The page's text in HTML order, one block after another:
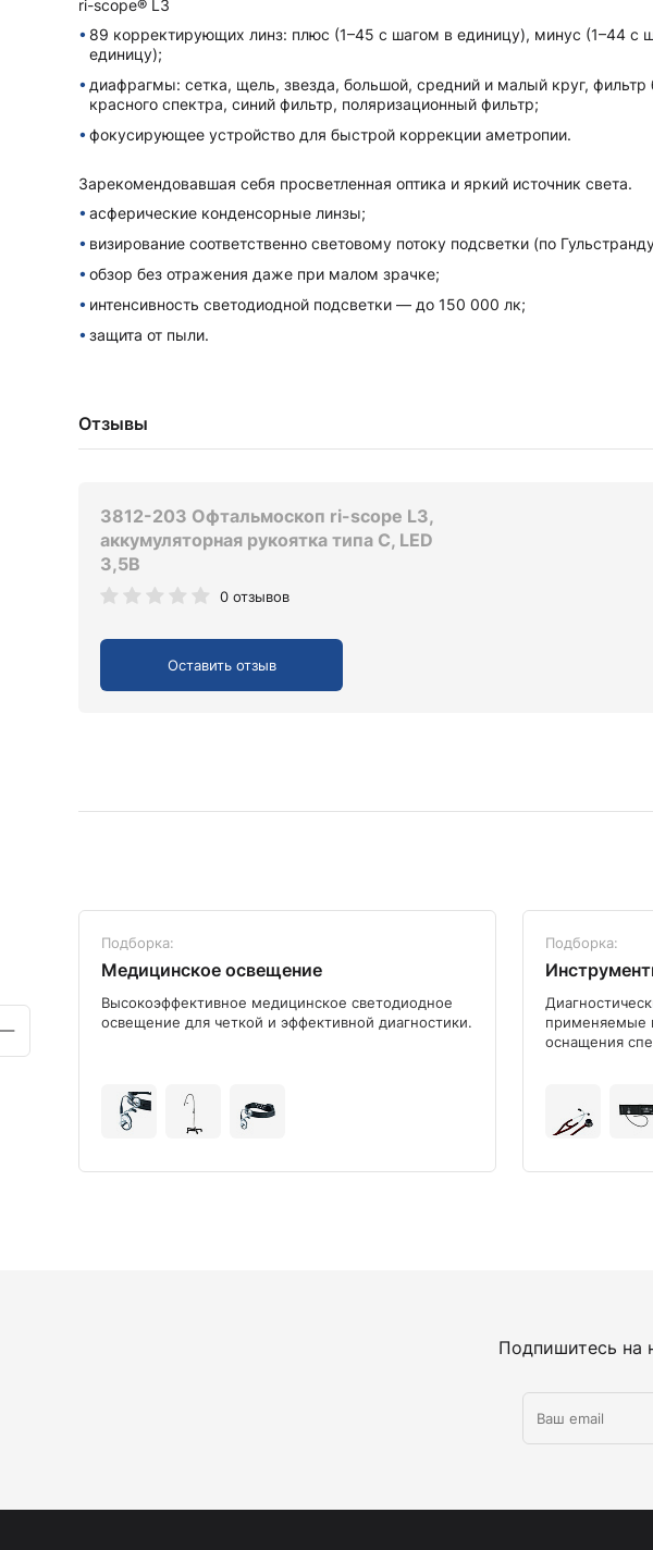
ri-scope® L3
89 корректирующих линз: плюс (1–45 с шагом в единицу), минус (1–44 с
единицу);
диафрагмы: сетка, щель, звезда, большой, средний и малый круг, фильтр
красного спектра, синий фильтр, поляризационный фильтр;
фокусирующее устройство для быстрой коррекции аметропии.
Зарекомендовавшая себя просветленная оптика и яркий источник света.
асферические конденсорные линзы;
визирование соответственно световому потоку подсветки (по
обзор без отражения даже при малом зрачке;
интенсивность светодиодной подсветки — до 150 000 лк;
защита от пыли.
Отзывы
3812-203 Офтальмоскоп ri-scope L3,
аккумуляторная рукоятка типа C, LED
3,5В
0 отзывов
Оставить отзыв
Подборка:
Медицинское освещение
Высокоэффективное медицинское светодиодное
освещение для четкой и эффективной диагностики.
Подборка:
применяемые
оснащения
Подпишитесь на